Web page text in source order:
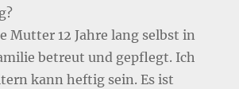
Mutter 12 Jahre lang selbst in
betreut und gepflegt. Ich
kann heftig sein. Es ist